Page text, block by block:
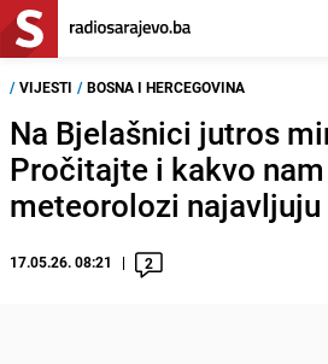
/ VIJESTI / BOSNA I HERCEGOVINA
Na Bjelašnici jutros
Pročitajte i kakvo
meteorolozi
17.05.26. 08:21 2